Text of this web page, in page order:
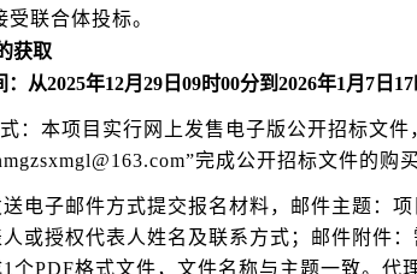
联合体投标。
获取
从2025年12月29日09时00分到2026年1月7日
：本项目实行网上发售电子版公开招标文
完成公开招标文件的购买
电子邮件方式提交报名材料，邮件主题：
或授权代表人姓名及联系方式；邮件附件
个PDF格式文件，文件名称与主题一致。代